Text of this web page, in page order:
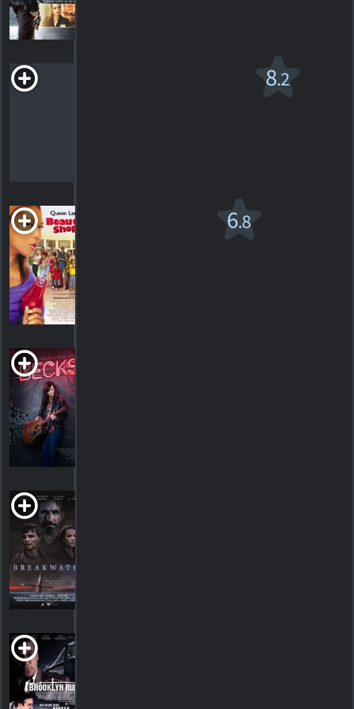
8.2
Beauté Américaine
1999. 1h58m Comédie dramatique
6.8
2005. 1h45m Comédie